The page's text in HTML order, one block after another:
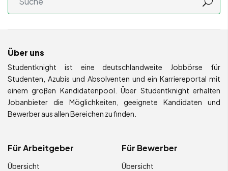
Über uns
Studentknight ist eine deutschlandweite Jobbörse für
Studenten, Azubis und Absolventen und ein Karriereportal mit
einem großen Kandidatenpool. Über Studentknight erhalten
Jobanbieter die Möglichkeiten, geeignete Kandidaten und
Bewerber aus allen Bereichen zu finden.
Für Arbeitgeber
Übersicht
Für Bewerber
Übersicht